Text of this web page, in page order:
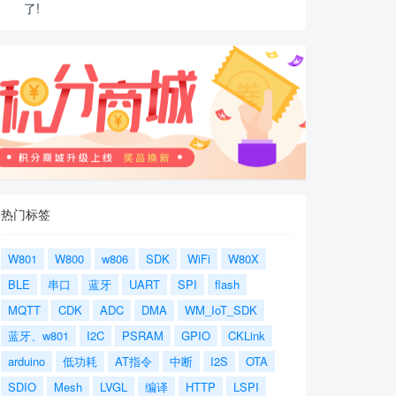
了!
热门标签
W801 W800 w806 SDK WiFi
W80X
BLE
串口 蓝牙 UART SPI
flash
MQTT
CDK ADC DMA
WM_IoT_SDK
蓝牙、w801
I2C PSRAM GPIO
CKLink
arduino
低功耗 AT指令 中断 I2S
OTA
SDIO
Mesh LVGL 编译 HTTP LSPI